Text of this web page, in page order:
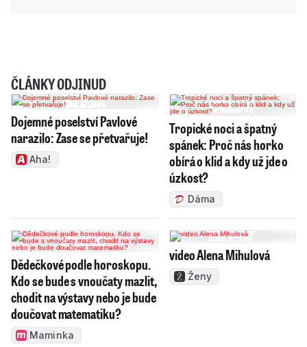
ČLÁNKY ODJINUD
Dojemné poselství Pavlové
narazilo: Zase se přetvařuje!
Aha!
Tropické noci a špatný
spánek: Proč nás horko
obírá o klid a kdy už jde o
úzkost?
Dáma
Dědečkové podle horoskopu.
Kdo se bude s vnoučaty mazlit,
chodit na výstavy nebo je bude
doučovat matematiku?
Maminka
video Alena Mihulová
Ženy